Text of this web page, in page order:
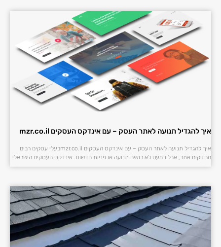
איך להגדיל תנועה לאתר העסק – עם אינדקס העסקים mzr.co.il
איך להגדיל תנועה לאתר העסק – עם אינדקס העסקים mzr.co.ilבעלי עסקים רבים
מחזיקים אתר, אבל כמעט לא רואים תנועה או פניות חדשות. אינדקס העסקים הישראלי